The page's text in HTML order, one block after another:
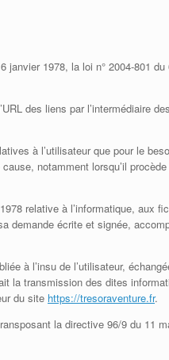
1978, la loi n° 2004-801
des liens par l’intermédiaire
à l’utilisateur que pour le
notamment lorsqu’il
relative à l’informatique, aux
écrite et signée,
à l’insu de l’utilisateur,
la transmission des dites
du site https://tresoraventure.fr.
la directive 96/9 du 11